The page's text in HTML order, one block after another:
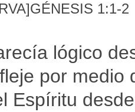
1:1-2
lógico
por medio
Espíritu